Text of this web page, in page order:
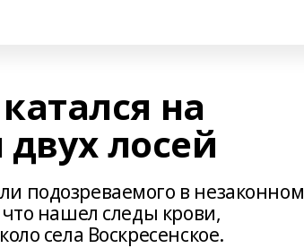
на
двух лосей
подозреваемого в незаконном
нашел следы крови,
села Воскресенское.